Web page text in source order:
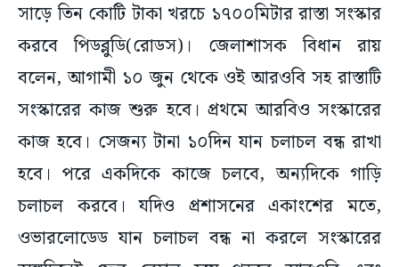
সাড়ে তিন কোটি টাকা খরচে ১৭০০মিটার রাস্তা সংস্কার
করবে পিডব্লুডি(রোডস)। জেলাশাসক বিধান রায়
বলেন, আগামী ১০ জুন থেকে ওই আরওবি সহ রাস্তাটি
সংস্কারের কাজ শুরু হবে। প্রথমে আরবিও সংস্কারের
কাজ হবে। সেজন্য টানা ১০দিন যান চলাচল বন্ধ রাখা
হবে। পরে একদিকে কাজে চলবে, অন্যদিকে গাড়ি
চলাচল করবে। যদিও প্রশাসনের একাংশের মতে,
ওভারলোডেড যান চলাচল বন্ধ না করলে সংস্কারের